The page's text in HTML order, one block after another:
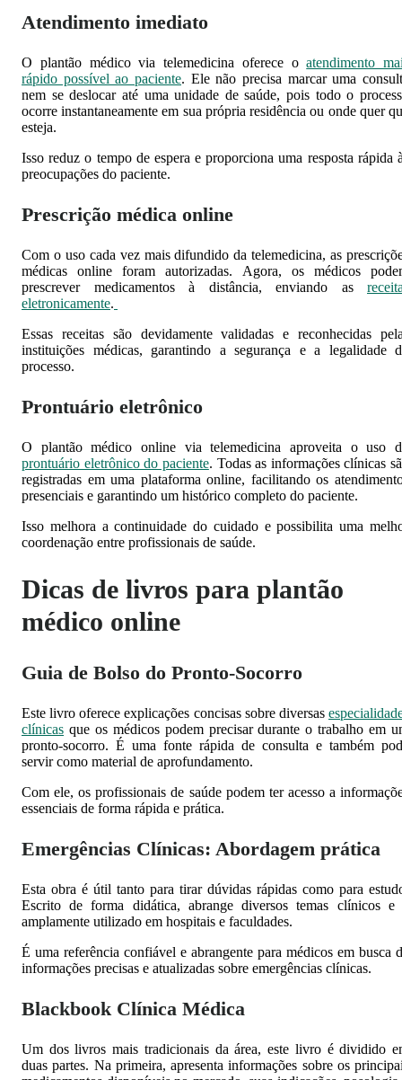
Atendimento imediato
O plantão médico via telemedicina oferece oatendimento
rápido possível ao paciente. Ele não precisa marcar uma
nem se deslocar até uma unidade de saúde, pois todo o
ocorre instantaneamente em sua própria residência ou onde quer
esteja.
Isso reduz o tempo de espera e proporciona uma resposta rápida
preocupações do paciente.
Prescrição médica online
Com o uso cada vez mais difundido da telemedicina, as
médicas online foram autorizadas. Agora, os médicos
prescrever medicamentos à distância, enviando as
eletronicamente.
Essas receitas são devidamente validadas e reconhecidas
instituições médicas, garantindo a segurança e a legalidade
processo.
Prontuário eletrônico
O plantão médico online via telemedicina aproveita o uso
prontuário eletrônico do paciente. Todas as informações clínicas
registradas em uma plataforma online, facilitando os
presenciais e garantindo um histórico completo do paciente.
Isso melhora a continuidade do cuidado e possibilita uma
coordenação entre profissionais de saúde.
Dicas de livros para plantão
médico online
Guia de Bolso do Pronto-Socorro
Este livro oferece explicações concisas sobre diversas
clínicas que os médicos podem precisar durante o trabalho em
pronto-socorro. É uma fonte rápida de consulta e também
servir como material de aprofundamento.
Com ele, os profissionais de saúde podem ter acesso a
essenciais de forma rápida e prática.
Emergências Clínicas: Abordagem prática
Esta obra é útil tanto para tirar dúvidas rápidas como para
Escrito de forma didática, abrange diversos temas clínicos e
amplamente utilizado em hospitais e faculdades.
É uma referência confiável e abrangente para médicos em busca
informações precisas e atualizadas sobre emergências clínicas.
Blackbook Clínica Médica
Um dos livros mais tradicionais da área, este livro é dividido
duas partes. Na primeira, apresenta informações sobre os